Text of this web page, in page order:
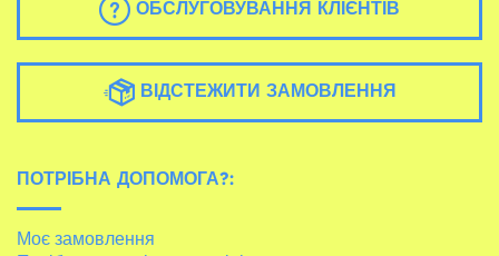
ОБСЛУГОВУВАННЯ КЛІЄНТІВ
ВІДСТЕЖИТИ ЗАМОВЛЕННЯ
ПОТРІБНА ДОПОМОГА?:
Моє замовлення